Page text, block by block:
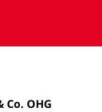
OHG